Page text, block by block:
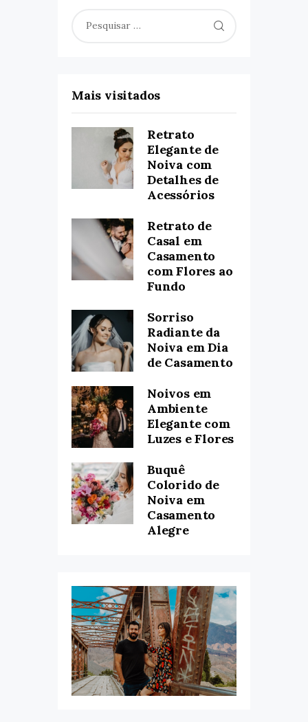
por:
Mais visitados
Retrato
Elegante de
Noiva com
Detalhes de
Acessórios
Retrato de
Casal em
Casamento
com Flores ao
Fundo
Sorriso
Radiante da
Noiva em Dia
de Casamento
Noivos em
Ambiente
Elegante com
Luzes e Flores
Buquê
Colorido de
Noiva em
Casamento
Alegre